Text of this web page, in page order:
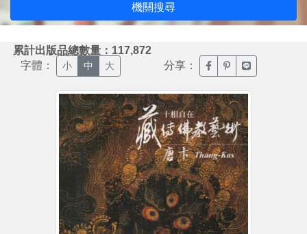
機關搜尋
累計出版品總數量：117,872
字體： 小 中 大 分享： 臉書分享(另開新視窗)
噗浪分享(另開新
Line分享(另